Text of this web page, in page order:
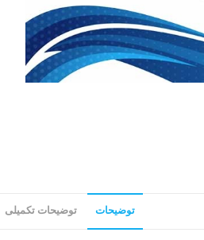
توضیحات توضیحات تکمیلی